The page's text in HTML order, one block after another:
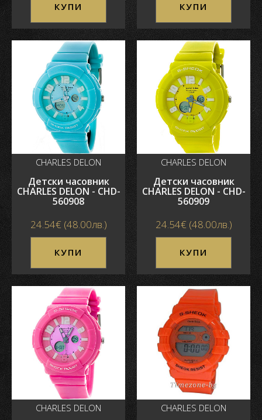
КУПИ КУПИ
CHARLES DELON
Детски часовник
CHARLES DELON - CHD-
560908
24.54€ (48.00лв.)
КУПИ
CHARLES DELON
Детски часовник
CHARLES DELON - CHD-
560909
24.54€ (48.00лв.)
КУПИ
CHARLES DELON CHARLES DELON